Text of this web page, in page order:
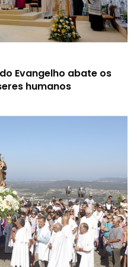
Evangelho abate os
humanos